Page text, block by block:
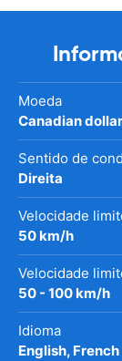
Moeda
Canadian dollar
Sentido de
Direita
Velocidade
50 km/h
Velocidade
50 - 100 km/h
Idioma
English, French